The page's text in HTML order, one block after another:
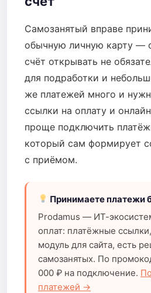
Самозанятый вправе
обычную личную карту —
счёт открывать не
для подработки и
же платежей много и
ссылки на оплату и
проще подключить
который сам формирует
с приёмом.
Принимаете платежи
Prodamus — ИТ-
оплат: платёжные
модуль для сайта, есть
самозанятых. По
000 ₽ на подключение.
платежей →